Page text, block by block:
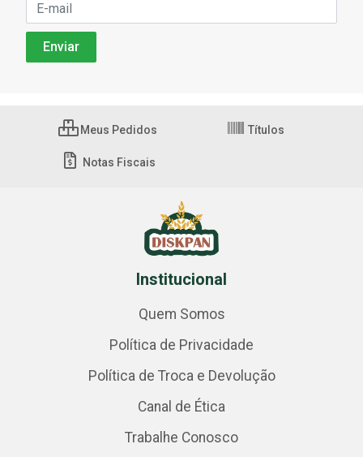
Meus Pedidos Títulos
Notas Fiscais
Institucional
Quem Somos
Política de Privacidade
Política de Troca e Devolução
Canal de Ética
Trabalhe Conosco